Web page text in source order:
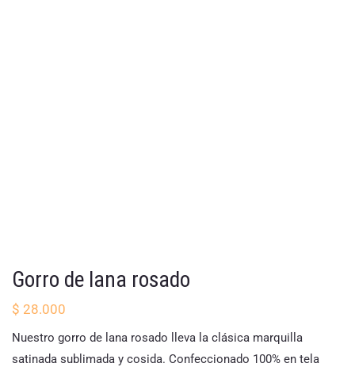
Gorro de lana rosado
$ 28.000
Nuestro gorro de lana rosado lleva la clásica marquilla
satinada sublimada y cosida. Confeccionado 100% en tela